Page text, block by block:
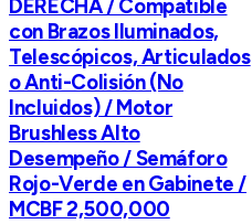
DERECHA / Compatible
con Brazos Iluminados,
Telescópicos, Articulados
o Anti-Colisión (No
Incluidos) / Motor
Brushless Alto
Desempeño / Semáforo
Rojo-Verde en Gabinete /
MCBF 2,500,000